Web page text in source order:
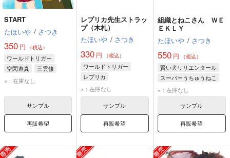
START
たほいや / さつき
350 円 （税込）
ワールドトリガー
空閑遊真
三雲修
雨取千佳
×：在庫なし
サンプル
再販希望
レプリカ先生ストラッ
プ（木札）
たほいや / さつき
330 円 （税込）
ワールドトリガー
レプリカ
×：在庫なし
サンプル
再販希望
組織とねこさん ＷＥ
ＥＫＬＹ
たほいや / さつき
550円 （税込）
賢い犬リリエンタール
スーパーうちゅうねこ
シュバイン
×：在庫なし
サンプル
再販希望